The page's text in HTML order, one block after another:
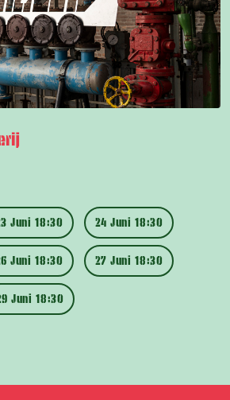
Juni 18:30
24 Juni 18:30
Juni 18:30
27 Juni 18:30
Juni 18:30